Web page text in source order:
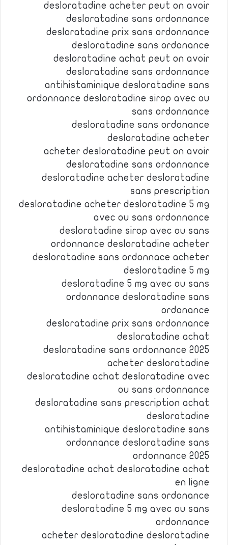
desloratadine acheter peut on avoir
desloratadine sans ordonnance
desloratadine prix sans ordonnance
desloratadine sans ordonance
desloratadine achat peut on avoir
desloratadine sans ordonnance
antihistaminique desloratadine sans
ordonnance desloratadine sirop avec ou
sans ordonnance
desloratadine sans ordonance
desloratadine acheter
acheter desloratadine peut on avoir
desloratadine sans ordonnance
desloratadine acheter desloratadine
sans prescription
desloratadine acheter desloratadine 5 mg
avec ou sans ordonnance
desloratadine sirop avec ou sans
ordonnance desloratadine acheter
desloratadine sans ordonnace acheter
desloratadine 5 mg
desloratadine 5 mg avec ou sans
ordonnance desloratadine sans
ordonance
desloratadine prix sans ordonnance
desloratadine achat
desloratadine sans ordonnance 2025
acheter desloratadine
desloratadine achat desloratadine avec
ou sans ordonnance
desloratadine sans prescription achat
desloratadine
antihistaminique desloratadine sans
ordonnance desloratadine sans
ordonnance 2025
desloratadine achat desloratadine achat
en ligne
desloratadine sans ordonance
desloratadine 5 mg avec ou sans
ordonnance
acheter desloratadine desloratadine